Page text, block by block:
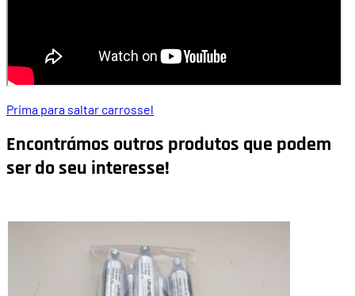
Prima para saltar carrossel
Encontrámos outros produtos que podem
ser do seu interesse!